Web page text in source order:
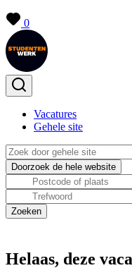
0
Vacatures
Gehele site
Helaas, deze